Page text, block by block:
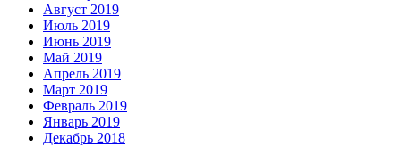
Август 2019
Июль 2019
Июнь 2019
Май 2019
Апрель 2019
Март 2019
Февраль 2019
Январь 2019
Декабрь 2018